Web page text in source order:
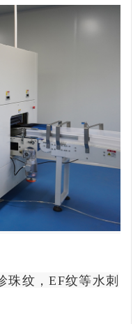
纹，EF纹等水刺